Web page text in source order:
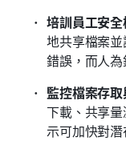
培訓員工安全
地共享檔案
錯誤，而人
監控檔案存
下載、共享
示可加快對